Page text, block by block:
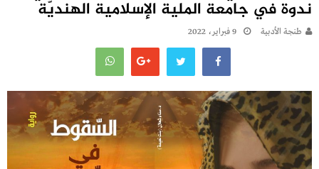
ندوة في جامعة الملية الإسلامية الهنديّة
طنجة الأدبية 9 فبراير، 2022